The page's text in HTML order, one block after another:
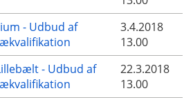
- Udbud af
3.4.2018
13.00
- Udbud af
22.3.2018
13.00